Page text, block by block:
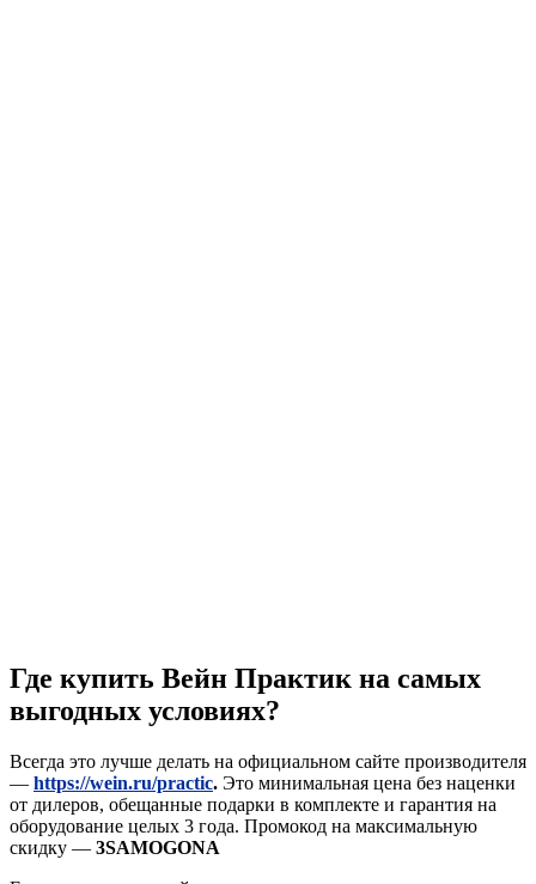
Где купить Вейн Практик на самых
выгодных условиях?
Всегда это лучше делать на официальном сайте производителя
— https://wein.ru/practic. Это минимальная цена без наценки
от дилеров, обещанные подарки в комплекте и гарантия на
оборудование целых 3 года. Промокод на максимальную
скидку — 3SAMOGONA